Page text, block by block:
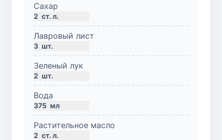
Сахар
2 ст. л.
Лавровый лист
3 шт.
Зеленый лук
2 шт.
Вода
375 мл
Растительное масло
2 ст. л.